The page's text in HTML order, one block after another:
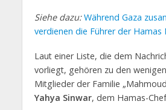
Siehe dazu: Während Gaza
verdienen die Führer der Hamas
Laut einer Liste, die dem
vorliegt, gehören zu den
Mitglieder der Familie
Yahya Sinwar, dem Hamas-